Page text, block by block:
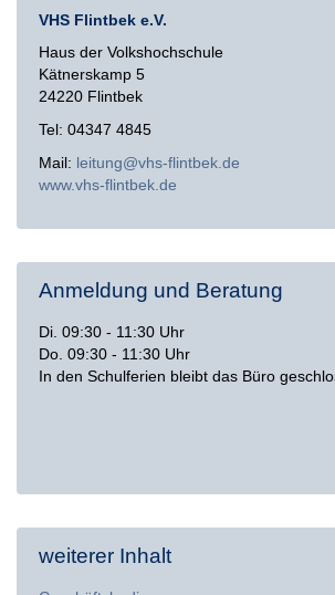
VHS Flintbek e.V.
Haus der Volkshochschule
Kätnerskamp 5
24220 Flintbek
Tel: 04347 4845
Mail: leitung@vhs-flintbek.de
www.vhs-flintbek.de
Anmeldung und Beratung
Di. 09:30 - 11:30 Uhr
Do. 09:30 - 11:30 Uhr
In den Schulferien bleibt das Büro
weiterer Inhalt